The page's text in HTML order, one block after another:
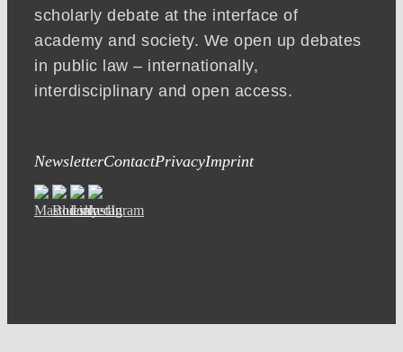
scholarly debate at the interface of
academy and society. We open up debates
in public law – internationally,
interdisciplinary and open access.
NewsletterContactPrivacyImprint